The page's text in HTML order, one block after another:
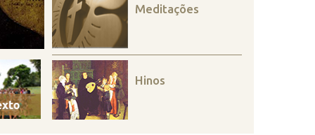
Meditações
Hinos